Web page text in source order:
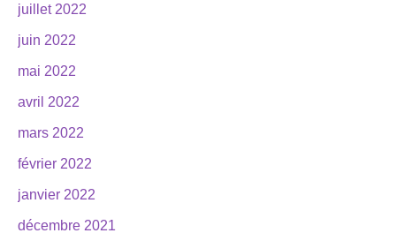
juillet 2022
juin 2022
mai 2022
avril 2022
mars 2022
février 2022
janvier 2022
décembre 2021